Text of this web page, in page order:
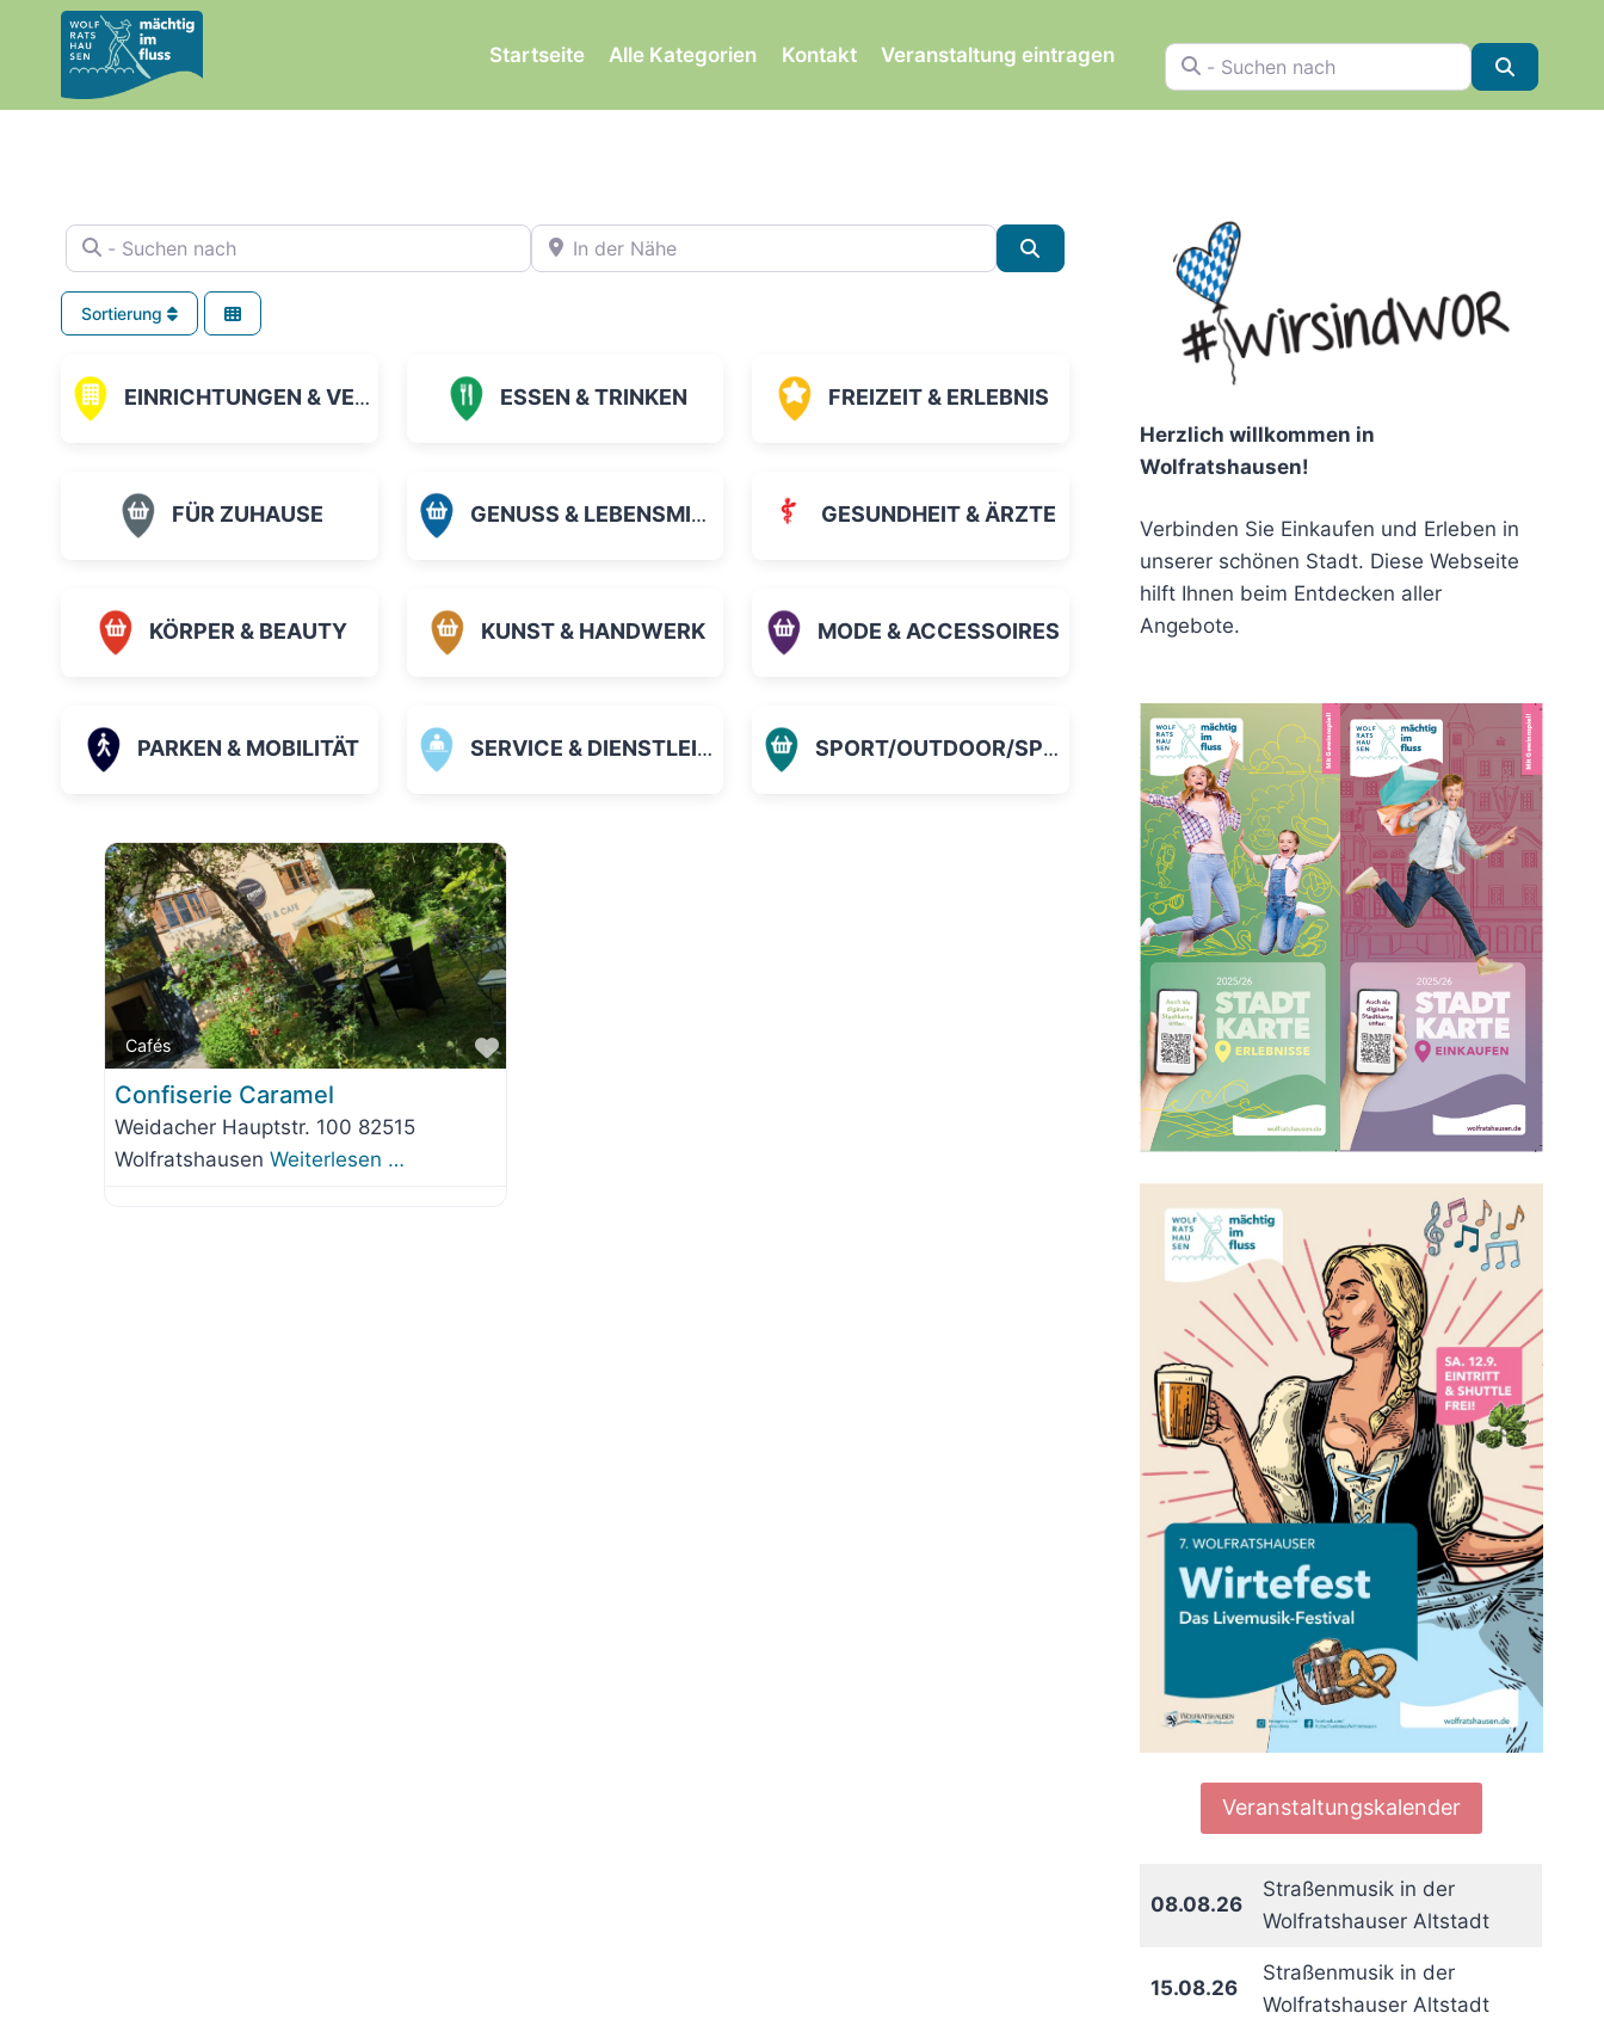
springen
Startseite Alle Kategorien Kontakt Veranstaltung eintragen - Suchen nach
- Suchen nach In der Nähe
Sortierung
EINRICHTUNGEN & VEREINE ESSEN & TRINKEN FREIZEIT & ERLEBNIS
FÜR ZUHAUSE GENUSS & LEBENSMITTEL GESUNDHEIT & ÄRZTE
KÖRPER & BEAUTY KUNST & HANDWERK MODE & ACCESSOIRES
PARKEN & MOBILITÄT SERVICE & DIENSTLEISTUNGEN SPORT/OUTDOOR/SPIELZEUG
Cafés
Favorit
Confiserie Caramel
Weidacher Hauptstr. 100 82515
Wolfratshausen Weiterlesen …
Herzlich willkommen in
Wolfratshausen!
Verbinden Sie Einkaufen und Erleben in
unserer schönen Stadt. Diese Webseite
hilft Ihnen beim Entdecken aller
Angebote.
Veranstaltungskalender
08.08.26
Straßenmusik in der
Wolfratshauser Altstadt
15.08.26
Straßenmusik in der
Wolfratshauser Altstadt